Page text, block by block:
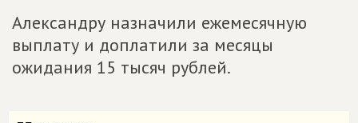
Александру назначили ежемесячную
выплату и доплатили за месяцы
ожидания 15 тысяч рублей.